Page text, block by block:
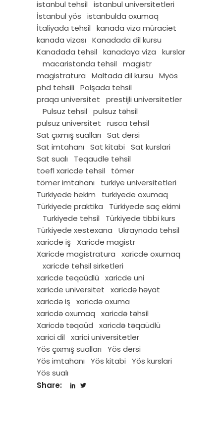
istanbul tehsil
istanbul universitetleri
İstanbul yös
istanbulda oxumaq
İtaliyada tehsil
kanada viza müraciet
kanada vizası
Kanadada dil kursu
Kanadada tehsil
kanadaya viza
kurslar
macaristanda tehsil
magistr
magistratura
Maltada dil kursu
Myös
phd tehsili
Polşada tehsil
praqa universitet
prestijli universitetler
Pulsuz tehsil
pulsuz təhsil
pulsuz universitet
rusca tehsil
Sat çıxmış sualları
Sat dersi
Sat imtahanı
Sat kitabi
Sat kurslari
Sat sualı
Teqaudle tehsil
toefl xaricde tehsil
tömer
tömer imtahanı
turkiye universitetleri
Türkiyede hekim
turkiyede oxumaq
Türkiyede praktika
Türkiyede saç ekimi
Turkiyede tehsil
Türkiyede tibbi kurs
Türkiyede xestexana
Ukraynada tehsil
xaricde iş
Xaricde magistr
Xaricde magistratura
xaricde oxumaq
xaricde tehsil sirketleri
xaricde teqaüdlü
xaricde uni
xaricde universitet
xaricdə həyat
xaricdə iş
xaricdə oxuma
xaricdə oxumaq
xaricdə təhsil
Xaricdə təqaüd
xaricdə təqaüdlü
xarici dil
xarici universitetler
Yös çıxmış sualları
Yös dersi
Yös imtahanı
Yös kitabi
Yös kurslari
Yös sualı
Share: